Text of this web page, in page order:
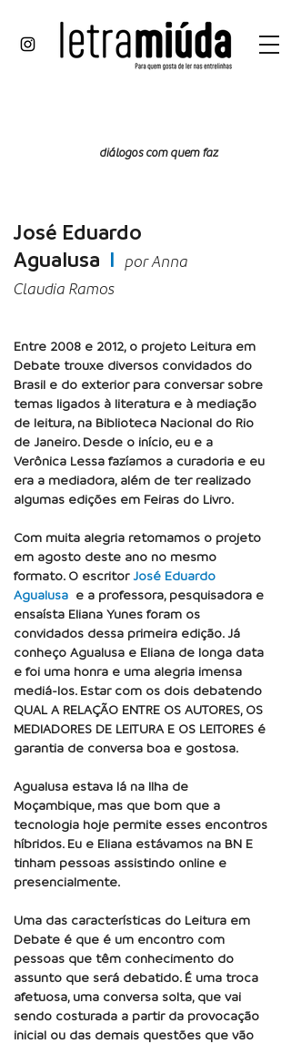
diálogos com quem faz
José Eduardo
Agualusa I
por Anna
Claudia Ramos
Entre 2008 e 2012, o projeto Leitura em
Debate trouxe diversos convidados do
Brasil e do exterior para conversar sobre
temas ligados à literatura e à mediação
de leitura, na Biblioteca Nacional do Rio
de Janeiro. Desde o início, eu e a
Verônica Lessa fazíamos a curadoria e eu
era a mediadora, além de ter realizado
algumas edições em Feiras do Livro.
Com muita alegria retomamos o projeto
em agosto deste ano no mesmo
formato. O escritorJosé Eduardo
Agualusa e a professora, pesquisadora e
ensaísta Eliana Yunes foram os
convidados dessa primeira edição. Já
conheço Agualusa e Eliana de longa data
e foi uma honra e uma alegria imensa
mediá-los. Estar com os dois debatendo
QUAL A RELAÇÃO ENTRE OS AUTORES, OS
MEDIADORES DE LEITURA E OS LEITORES é
garantia de conversa boa e gostosa.
Agualusa estava lá na Ilha de
Moçambique, mas que bom que a
tecnologia hoje permite esses encontros
híbridos. Eu e Eliana estávamos na BN E
tinham pessoas assistindo online e
presencialmente.
Uma das características do Leitura em
Debate é que é um encontro com
pessoas que têm conhecimento do
assunto que será debatido. É uma troca
afetuosa, uma conversa solta, que vai
sendo costurada a partir da provocação
inicial ou das demais questões que vão